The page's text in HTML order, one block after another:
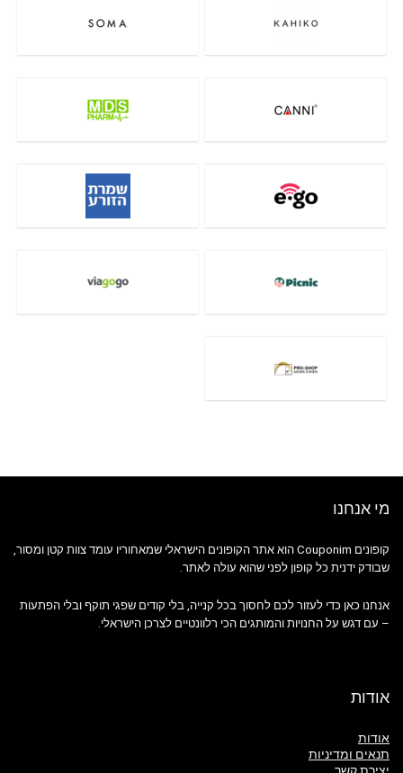
מי אנחנו
קופונים Couponim הוא אתר הקופונים הישראלי שמאחוריו עומד צוות קטן ומסור,
שבודק ידנית כל קופון לפני שהוא עולה לאתר.
אנחנו כאן כדי לעזור לכם לחסוך בכל קנייה, בלי קודים שפגי תוקף ובלי הפתעות
– עם דגש על החנויות והמותגים הכי רלוונטיים לצרכן הישראלי.
אודות
אודות
תנאים ומדיניות